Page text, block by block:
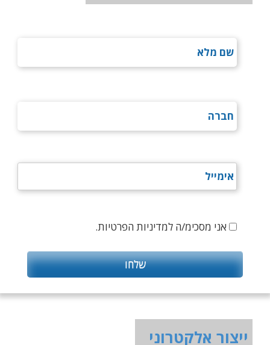
אני מסכימ/ה למדיניות הפרטיות.
ייצור אלקטרוני